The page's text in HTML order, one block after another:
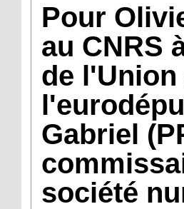
Pour
au CNRS
de
Gabriel
société